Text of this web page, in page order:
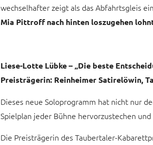
wechselhafter zeigt als das Abfahrtsgleis
Mia Pittroff nach hinten loszugehen
Liese-Lotte Lübke – „Die beste
Preisträgerin: Reinheimer Satirelöwin,
Dieses neue Soloprogramm hat nicht nur
Spielplan jeder Bühne hervorzustechen
Die Preisträgerin des Taubertaler-